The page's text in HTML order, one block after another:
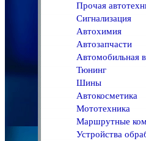
Прочая
Сигнализация
Автохимия
Автозапчасти
Автомобильная
Тюнинг
Шины
Автокосметика
Мототехника
Маршрутные
Устройства